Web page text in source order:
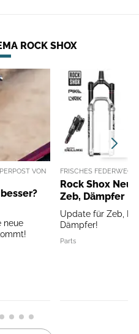
ROCK SHOX
VON
neue
FRISCHES FEDERWEG
Rock Shox
Zeb, Dämpfer
Update für Zeb,
Dämpfer!
Parts